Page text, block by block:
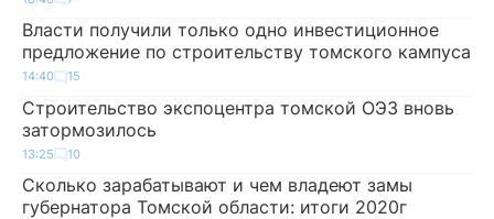
Власти получили только одно инвестиционное
предложение по строительству томского кампуса
14:40 15
Строительство экспоцентра томской ОЭЗ вновь
затормозилось
13:25 10
Сколько зарабатывают и чем владеют замы
губернатора Томской области: итоги 2020г